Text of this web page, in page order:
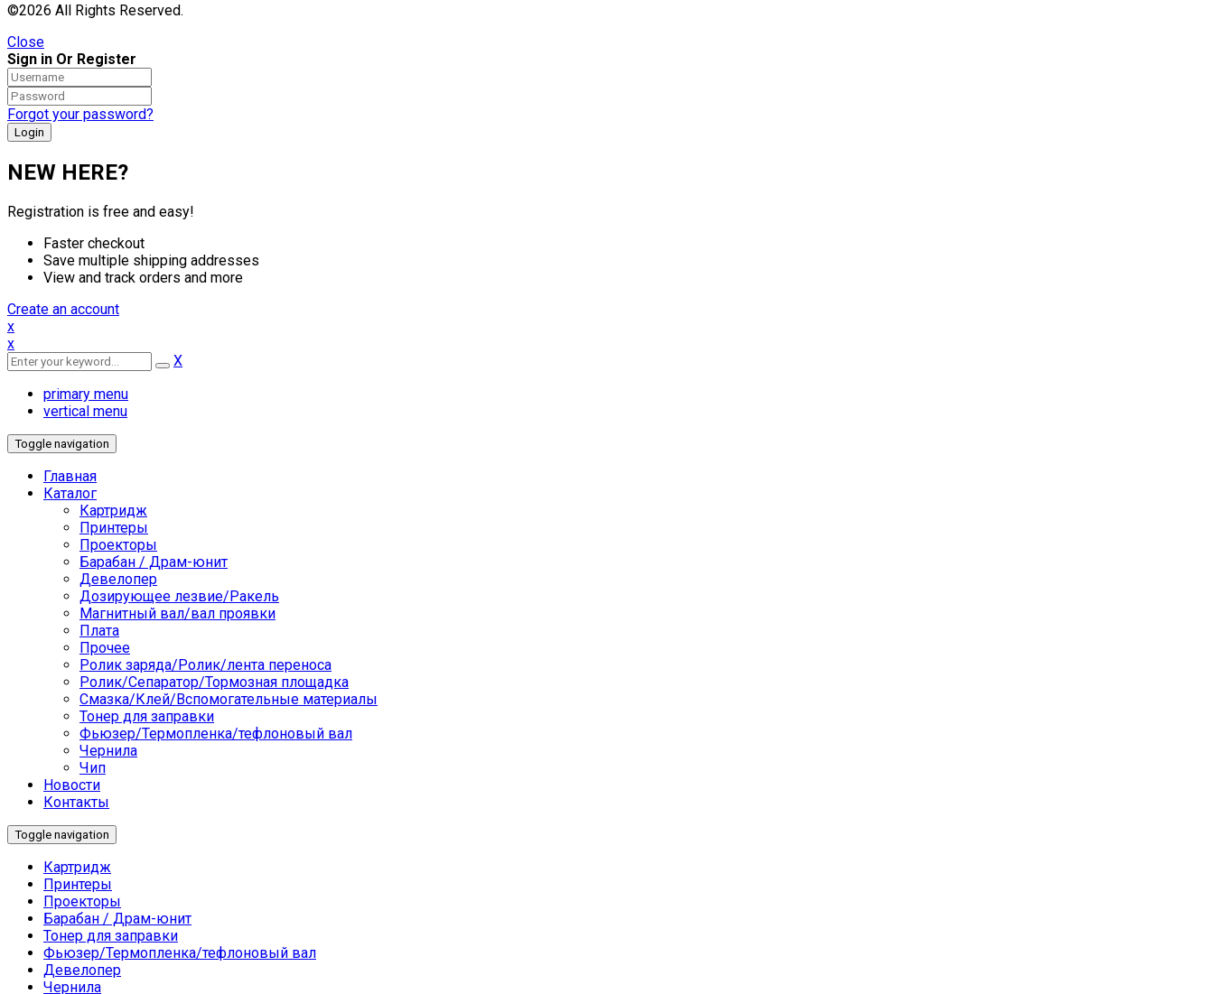
©2026 All Rights Reserved.
Close
Sign in Or Register
Forgot your password?
NEW HERE?
Registration is free and easy!
Faster checkout
Save multiple shipping addresses
View and track orders and more
Create an account
x
x
X
primary menu
vertical menu
Toggle navigation
Главная
Каталог
Картридж
Принтеры
Проекторы
Барабан / Драм-юнит
Девелопер
Дозирующее лезвие/Ракель
Магнитный вал/вал проявки
Плата
Прочее
Ролик заряда/Ролик/лента переноса
Ролик/Сепаратор/Тормозная площадка
Смазка/Клей/Вспомогательные материалы
Тонер для заправки
Фьюзер/Термопленка/тефлоновый вал
Чернила
Чип
Новости
Контакты
Toggle navigation
Картридж
Принтеры
Проекторы
Барабан / Драм-юнит
Тонер для заправки
Фьюзер/Термопленка/тефлоновый вал
Девелопер
Чернила